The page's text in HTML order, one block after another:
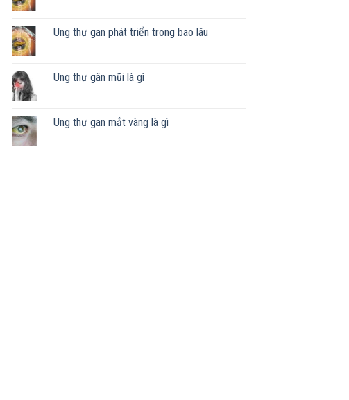
Ung thư gan phát triển trong bao lâu
Ung thư gân mũi là gì
Ung thư gan mắt vàng là gì